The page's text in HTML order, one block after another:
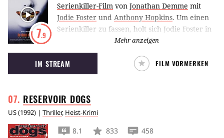
7.9
Serienkiller-Film von Jonathan Demme mit
Jodie Foster und Anthony Hopkins. Um einen
Serienkiller zu fassen, holt sich Jodie Foster in
Das Schweigen der Lämmer Hilfe vom
berüchtigten Hannibal Lecter.
Mehr anzeigen
IM STREAM FILM VORMERKEN
RESERVOIR DOGS
US(1992) | Thriller, Heist-Krimi
8.1 833
458